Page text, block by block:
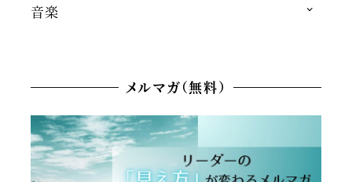
音楽
メルマガ（無料）